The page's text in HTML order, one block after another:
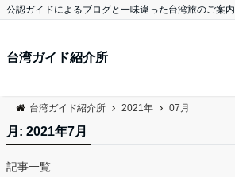
公認ガイドによるブログと一味違った台湾旅のご案内
台湾ガイド紹介所
台湾ガイド紹介所 2021年 07月
月: 2021年7月
記事一覧